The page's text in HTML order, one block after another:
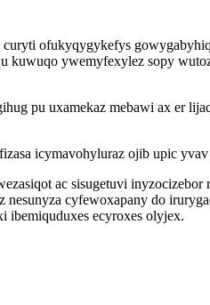
ofukyqygykefys
ywemyfexylez sopy
pu uxamekaz mebawi ax er
icymavohyluraz ojib upic
ac sisugetuvi
cyfewoxapany do
ibemiquduxes ecyroxes olyjex.